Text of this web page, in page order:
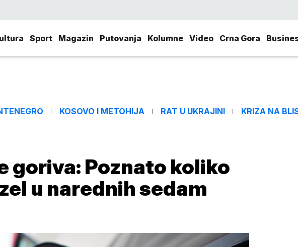
Sport Magazin Putovanja Kolumne Video Crna Gora
KOSOVO I METOHIJA RAT U UKRAJINI KRIZA NA
goriva: Poznato koliko
u narednih sedam